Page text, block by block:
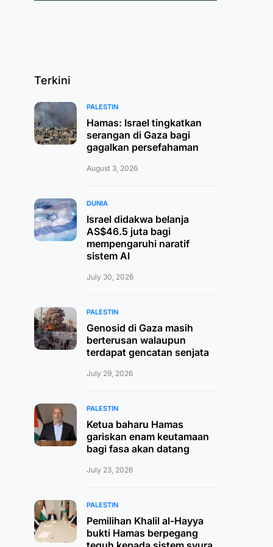
Terkini
PALESTIN
Hamas: Israel tingkatkan
serangan di Gaza bagi
gagalkan persefahaman
August 3, 2026
DUNIA
Israel didakwa belanja
AS$46.5 juta bagi
mempengaruhi naratif
sistem AI
July 30, 2026
PALESTIN
Genosid di Gaza masih
berterusan walaupun
terdapat gencatan senjata
July 29, 2026
PALESTIN
Ketua baharu Hamas
gariskan enam keutamaan
bagi fasa akan datang
July 23, 2026
PALESTIN
Pemilihan Khalil al-Hayya
bukti Hamas berpegang